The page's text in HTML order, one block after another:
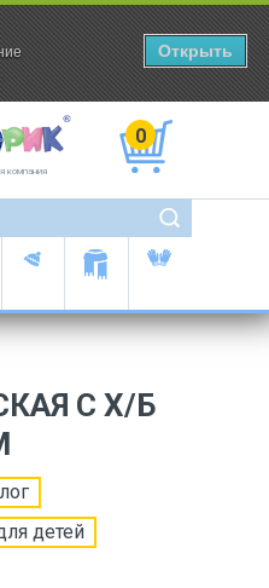
компания
0
С Х/Б
детей
Открыть